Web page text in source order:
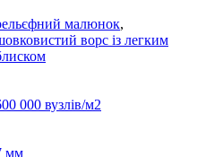
малюнок,
ворс із легким
000 вузлів/м2
мм